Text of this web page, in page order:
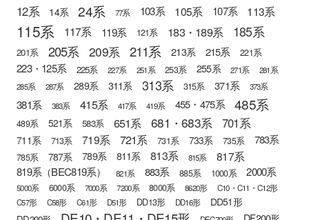
12系 14系 24系 77系 103系 105系 107系 113系
115系 117系 119系 121系 183・189系 185系
201系 205系 209系 211系 213系 215系 221系
223・125系 225系 227系 251系 253系 255系 271系
281系
285系
287系 289系 311系 313系 315系 371系 373系
381系 383系 415系 417系 419系 455・475系 485系
489系 521系 583系 651系 681・683系 701系
711系 713系 719系 721系 731系 733系 735系 783系
785系 787系 789系 811系 813系 815系 817系
819系（BEC819系） 821系 883系 885系 1000系 2000系
5000系 6000系 7000系 7200系 8000系 8620形
C10・C11・C12形
C57形
C58形 C61形 D51形 DD13形 DD16形 DD51形